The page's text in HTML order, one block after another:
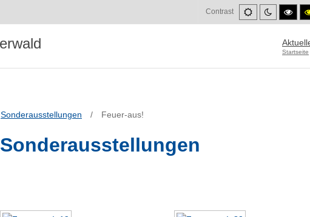
Contrast
Default
mode
Night
mode
High
Startseite
Sonderausstellungen / Feuer-aus!
Sonderausstellungen